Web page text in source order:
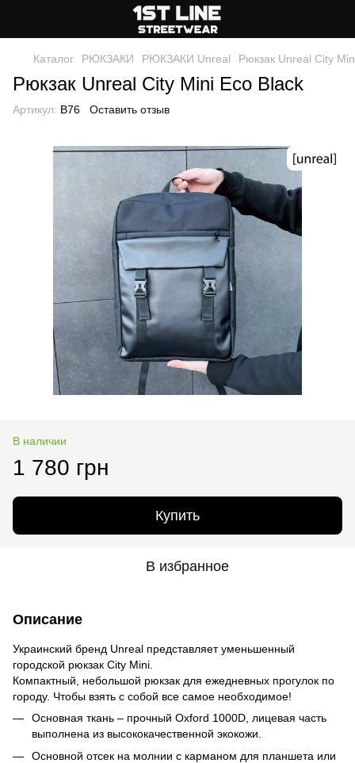
Каталог РЮКЗАКИ РЮКЗАКИ Unreal Рюкзак Unreal City
Рюкзак Unreal City Mini Eco Black
Артикул: B76 Оставить отзыв
В наличии
1 780 грн
Купить
В избранное
Описание
Украинский бренд Unreal представляет уменьшенный
городской рюкзак City Mini.
Компактный, небольшой рюкзак для ежедневных прогулок по
городу. Чтобы взять с собой все самое необходимое!
Основная ткань – прочный Oxford 1000D, лицевая часть
выполнена из высококачественной экокожи.
Основной отсек на молнии с карманом для планшета или